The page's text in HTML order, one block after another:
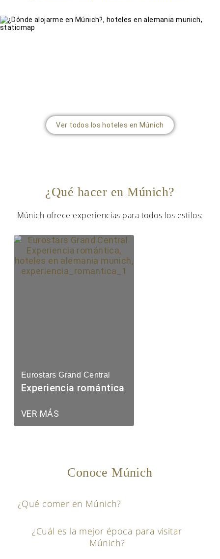
Ver todos los hoteles en Múnich
¿Qué hacer en Múnich?
Múnich ofrece experiencias para todos los estilos:
Eurostars Grand Central
Experiencia romántica
VER MÁS
Conoce Múnich
¿Qué comer en Múnich?
¿Cuál es la mejor época para visitar
Múnich?